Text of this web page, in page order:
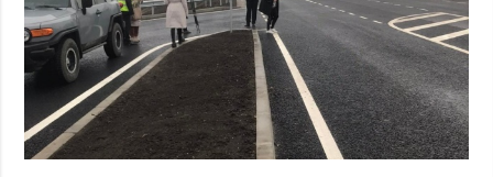
Kriminalität
Notstand und
Notfälle
ZUSÄTZLICH
Veröffentlichungen
LEISTUNGEN
Abonnement